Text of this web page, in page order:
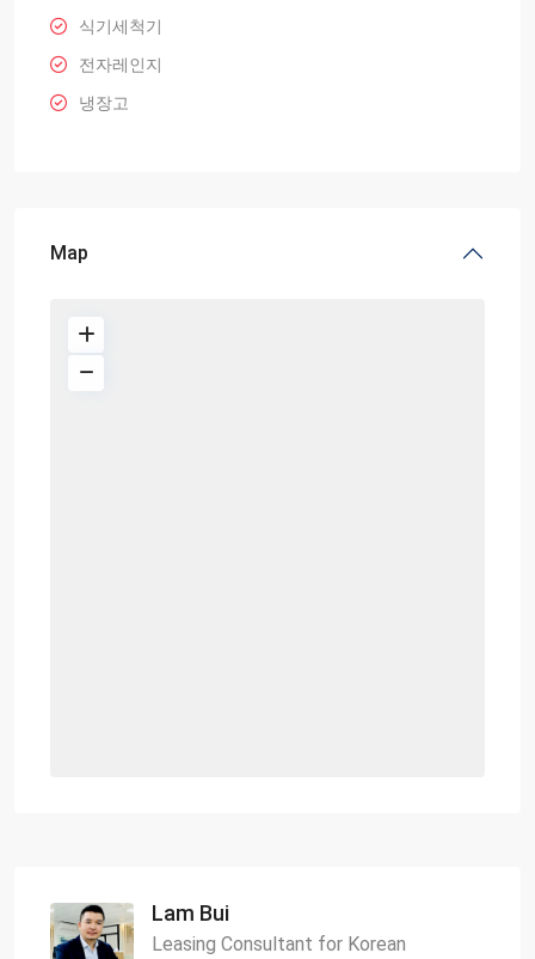
식기세척기
전자레인지
냉장고
Map
Lam Bui
Leasing Consultant for Korean